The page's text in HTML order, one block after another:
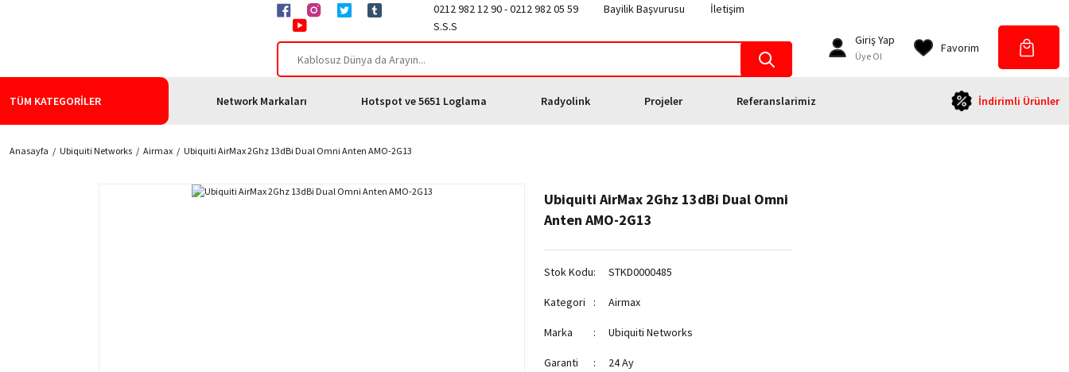
0212 982 12 90 - 0212 982 05 59 Bayilik Başvurusu
İletişim
S.S.S
Giriş Yap
Üye Ol
Favorim
TÜM KATEGORİLER Network Markaları Hotspot ve 5651 Loglama Radyolink Projeler Referanslarimiz İndirimli Ürünler
Anasayfa Ubiquiti Networks Airmax Ubiquiti AirMax 2Ghz 13dBi Dual Omni Anten AMO-2G13
Ubiquiti AirMax 2Ghz 13dBi Dual Omni
Anten AMO-2G13
Stok Kodu STKD0000485
Kategori Airmax
Marka Ubiquiti Networks
Garanti
24 Ay